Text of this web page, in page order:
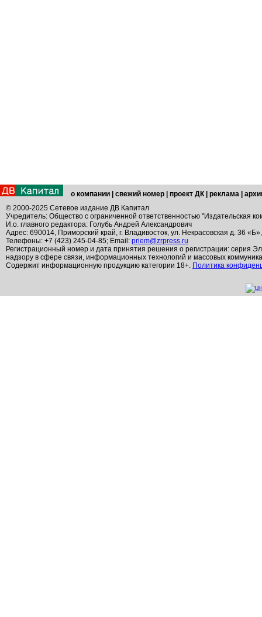
о компании свежий номер проект ДК реклама
© 2000-2025 Сетевое издание ДВ Капитал
Учредитель: Общество с ограниченной ответственностью "Издательская
И.о. главного редактора: Голубь Андрей Александрович
Адрес: 690014, Приморский край, г. Владивосток, ул. Некрасовская д. 36
Телефоны: +7 (423) 245-04-85; Email: priem@zrpress.ru
Регистрационный номер и дата принятия решения о регистрации: серия
надзору в сфере связи, информационных технологий и массовых
Содержит информационную продукцию категории 18+. Политика